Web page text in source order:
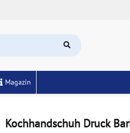
Magazin
Kochhandschuh Druck